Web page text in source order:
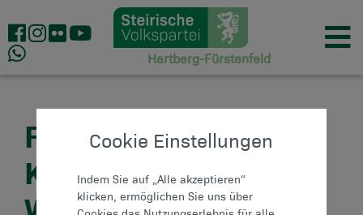
Hartberg-Fürstenfeld
FACHSCHULE
KIRCHBERG AM
Cookie Einstellungen
Indem Sie auf „Alle akzeptieren“
klicken, ermöglichen Sie uns über